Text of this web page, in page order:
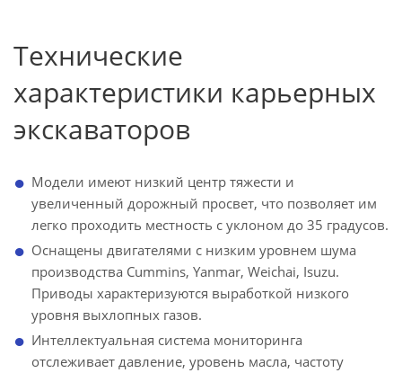
Технические
характеристики карьерных
экскаваторов
Модели имеют низкий центр тяжести и
увеличенный дорожный просвет, что позволяет им
легко проходить местность с уклоном до 35 градусов.
Оснащены двигателями с низким уровнем шума
производства Cummins, Yanmar, Weichai, Isuzu.
Приводы характеризуются выработкой низкого
уровня выхлопных газов.
Интеллектуальная система мониторинга
отслеживает давление, уровень масла, частоту